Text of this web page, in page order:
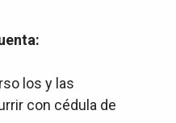
los y las
con cédula de